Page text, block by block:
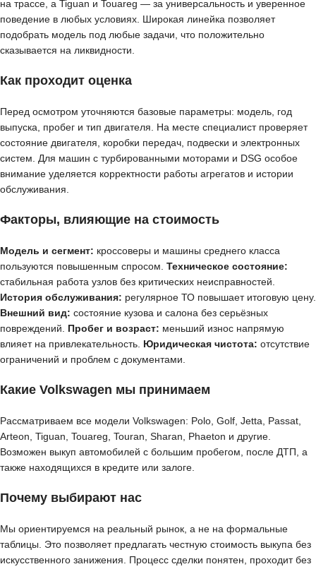
на трассе, а Tiguan и Touareg — за универсальность и уверенное
поведение в любых условиях. Широкая линейка позволяет
подобрать модель под любые задачи, что положительно
сказывается на ликвидности.
Как проходит оценка
Перед осмотром уточняются базовые параметры: модель, год
выпуска, пробег и тип двигателя. На месте специалист проверяет
состояние двигателя, коробки передач, подвески и электронных
систем. Для машин с турбированными моторами и DSG особое
внимание уделяется корректности работы агрегатов и истории
обслуживания.
Факторы, влияющие на стоимость
Модель и сегмент: кроссоверы и машины среднего класса
пользуются повышенным спросом. Техническое состояние:
стабильная работа узлов без критических неисправностей.
История обслуживания: регулярное ТО повышает итоговую цену.
Внешний вид: состояние кузова и салона без серьёзных
повреждений. Пробег и возраст: меньший износ напрямую
влияет на привлекательность. Юридическая чистота: отсутствие
ограничений и проблем с документами.
Какие Volkswagen мы принимаем
Рассматриваем все модели Volkswagen: Polo, Golf, Jetta, Passat,
Arteon, Tiguan, Touareg, Touran, Sharan, Phaeton и другие.
Возможен выкуп автомобилей с большим пробегом, после ДТП, а
также находящихся в кредите или залоге.
Почему выбирают нас
Мы ориентируемся на реальный рынок, а не на формальные
таблицы. Это позволяет предлагать честную стоимость выкупа без
искусственного занижения. Процесс сделки понятен, проходит без